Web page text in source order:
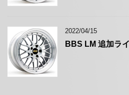
2022/04/15
BBS LM 追加ラ